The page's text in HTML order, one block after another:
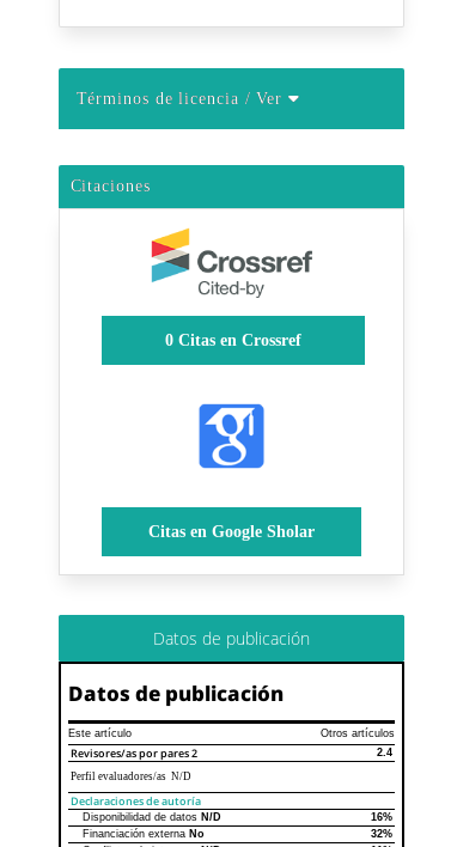
Términos de licencia / Ver
Citaciones
0Citas en Crossref
Citas en Google Sholar
Datos de publicación
Datos de publicación
Este artículo Otros artículos
Revisores/as por pares2
2.4
Perfil evaluadores/as N/D
Declaraciones de autoría
Declaraciones de autoríaEste artículo
Disponibilidad de datos N/D
16%
Financiación externa No
32%